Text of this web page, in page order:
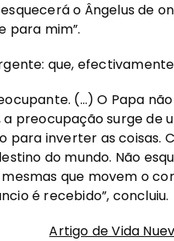
o Ângelus de
para mim”.
que,
(…) O Papa
a preocupação surge
para inverter as coisas.
do mundo. Não
que movem o
é recebido”, concluiu.
Artigo de Vida